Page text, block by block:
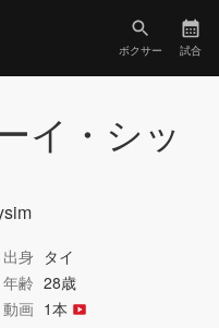
ボクサー 試合
イ・シッ
出身 タイ
年齢 28歳
動画 1本